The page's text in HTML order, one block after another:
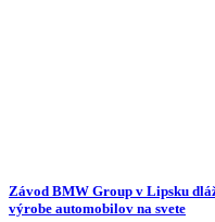
Závod BMW Group v Lipsku
výrobe automobilov na svete